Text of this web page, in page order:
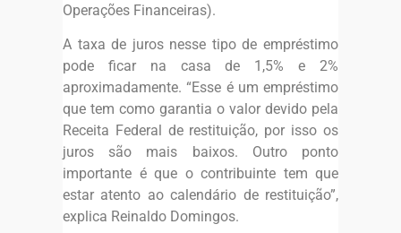
Operações Financeiras).
A taxa de juros nesse tipo de empréstimo
pode ficar na casa de 1,5% e 2%
aproximadamente. “Esse é um empréstimo
que tem como garantia o valor devido pela
Receita Federal de restituição, por isso os
juros são mais baixos. Outro ponto
importante é que o contribuinte tem que
estar atento ao calendário de restituição”,
explica Reinaldo Domingos.